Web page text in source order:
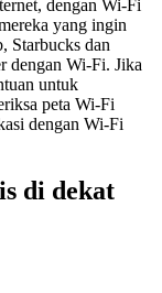
dengan Wi-Fi
yang ingin
Starbucks dan
dengan Wi-Fi. Jika
untuk
peta Wi-Fi
dengan Wi-Fi
di dekat